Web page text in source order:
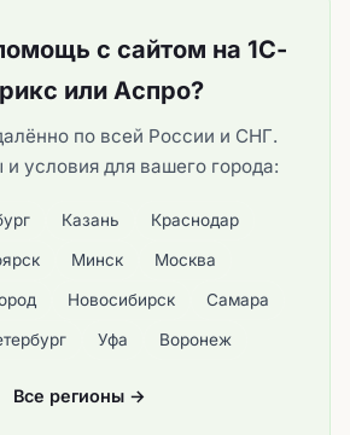
с сайтом на 1С-
или Аспро?
по всей России и СНГ.
и условия для вашего города:
Казань Краснодар
Минск Москва
Новосибирск Самара
Уфа Воронеж
Все регионы →